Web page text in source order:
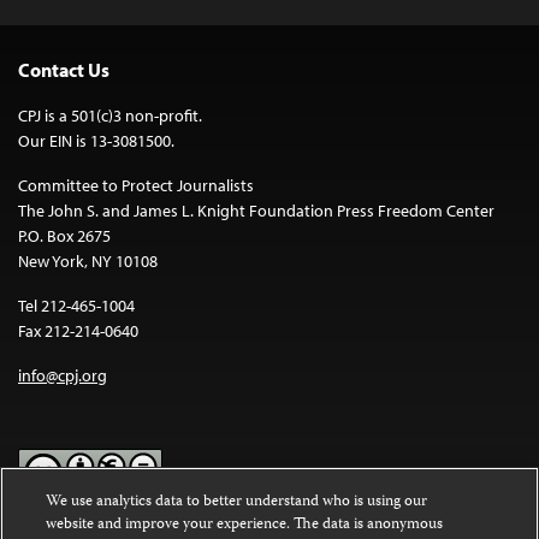
Contact Us
CPJ is a 501(c)3 non-profit.
Our EIN is 13-3081500.
Committee to Protect Journalists
The John S. and James L. Knight Foundation Press Freedom Center
P.O. Box 2675
New York, NY 10108
Tel 212-465-1004
Fax 212-214-0640
info@cpj.org
Except where noted, text on this website is licensed under a
We use analytics data to better understand who is using our
website and improve your experience. The data is anonymous